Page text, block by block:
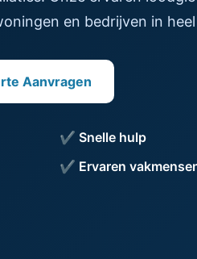
en bedrijven in
Aanvragen
✔ Snelle hulp
✔ Ervaren